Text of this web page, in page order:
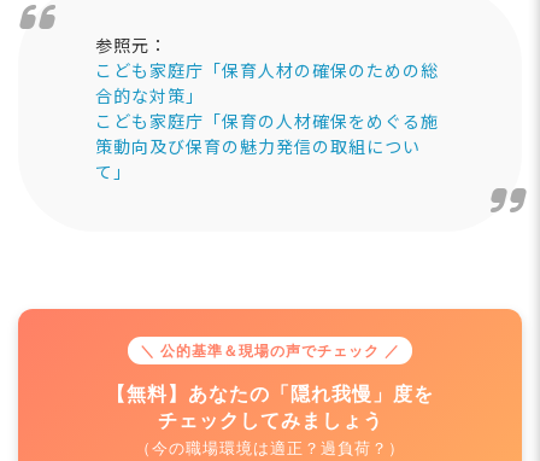
参照元：
こども家庭庁「保育人材の確保のための総
合的な対策」
こども家庭庁「保育の人材確保をめぐる施
策動向及び保育の魅力発信の取組につい
て」
＼ 公的基準＆現場の声でチェック ／
【無料】あなたの「隠れ我慢」度を
チェックしてみましょう
（今の職場環境は適正？過負荷？）